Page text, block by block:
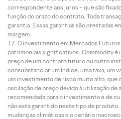
correspondente aos juros – que são
função do prazo do contrato. Toda
garantia. Essas garantias são prestadas
margem.
O investimento em Mercados
patrimoniais significativos. Commodity é
preço de um contrato futuro ou outro
consubstanciar um índice, uma taxa, um
um investimento de risco muito alto, que
oscilação de preço devido à utilização de
recomendada para o investimento é de
não está garantido neste tipo de
mudanças climáticas e o cenário